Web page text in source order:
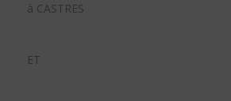
à CASTRES
ET